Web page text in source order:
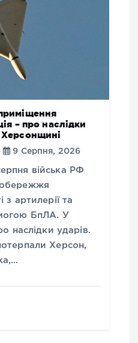
– про наслідки
9 Серпня, 2026
війська РФ
з артилерії та
БпЛА. У
наслідки ударів.
Херсон,